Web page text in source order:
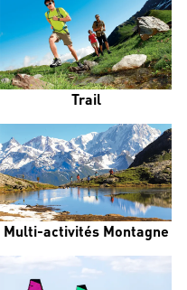
Trail
Multi-activités Montagne